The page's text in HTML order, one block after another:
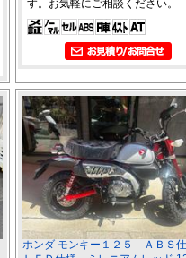
す。お気軽にご相談ください。
ホンダ モンキー１２５ ＡＢ